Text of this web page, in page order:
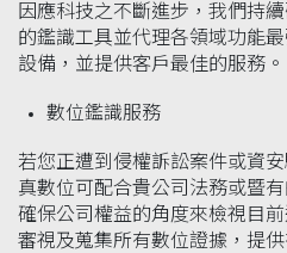
因應科技之不斷進步，我們持
的鑑識工具並代理各領域功能
設備，並提供客戶最佳的服務。
數位鑑識服務
若您正遭到侵權訴訟案件或資
真數位可配合貴公司法務或暨
確保公司權益的角度來檢視目前
審視及蒐集所有數位證據，提